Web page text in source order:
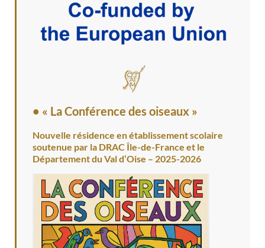
• « La Conférence des oiseaux »
Nouvelle résidence en établissement scolaire
soutenue par la DRAC Île-de-France et le
Département du Val d’Oise – 2025-2026